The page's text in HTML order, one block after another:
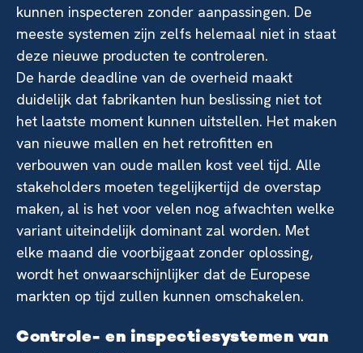
kunnen inspecteren zonder aanpassingen. De
meeste systemen zijn zelfs helemaal niet in staat
deze nieuwe producten te controleren.
De harde deadline van de overheid maakt
duidelijk dat fabrikanten hun beslissing niet tot
het laatste moment kunnen uitstellen. Het maken
van nieuwe mallen en het retrofitten en
verbouwen van oude mallen kost veel tijd. Alle
stakeholders moeten tegelijkertijd de overstap
maken, al is het voor velen nog afwachten welke
variant uiteindelijk dominant zal worden. Met
elke maand die voorbijgaat zonder oplossing,
wordt het onwaarschijnlijker dat de Europese
markten op tijd zullen kunnen omschakelen.
Controle- en inspectiesystemen van